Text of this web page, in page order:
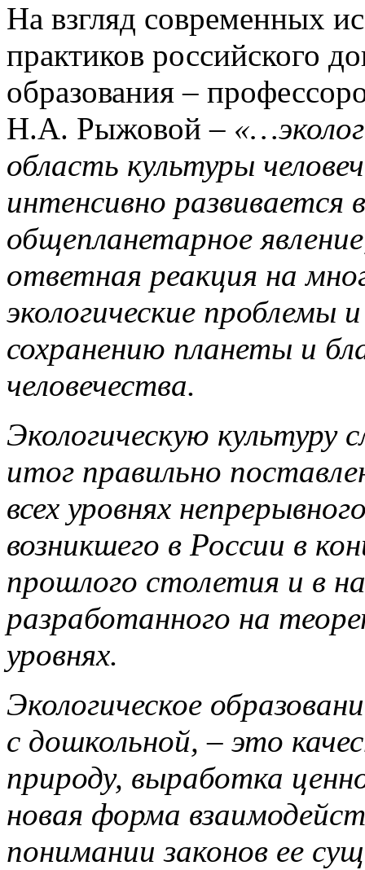
На взгляд современных
практиков российского
образования –
Н.А. Рыжовой –
область культуры
интенсивно
общепланетарное
ответная реакция на
экологические проблемы
сохранению планеты и
человечества.
Экологическую культуру
итог правильно
всех уровнях
возникшего в России в
прошлого столетия и в
разработанного на
уровнях.
Экологическое
с дошкольной, – это
природу, выработка
новая форма
понимании законов ее